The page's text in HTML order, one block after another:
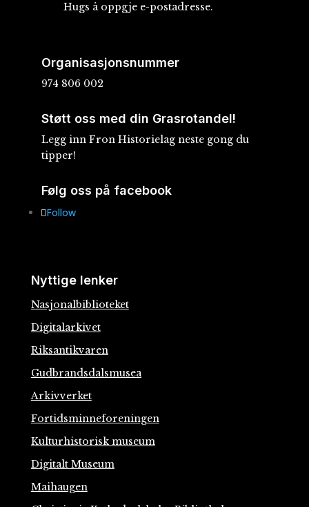
Hugs å oppgje e-postadresse.
Organisasjonsnummer
974 806 002
Støtt oss med din Grasrotandel!
Legg inn Fron Historielag neste gong du
tipper!
Følg oss på facebook
Follow
Nyttige lenker
Nasjonalbiblioteket
Digitalarkivet
Riksantikvaren
Gudbrandsdalsmusea
Arkivverket
Fortidsminneforeningen
Kulturhistorisk museum
Digitalt Museum
Maihaugen